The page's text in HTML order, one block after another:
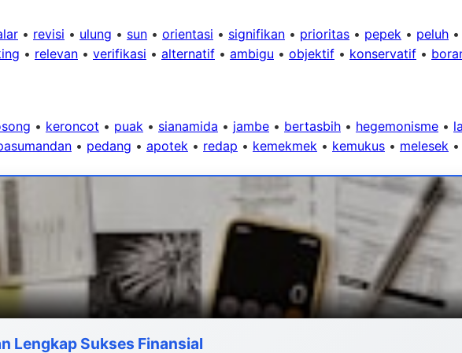
• revisi • ulung • sun • orientasi • signifikan • prioritas • pepek • peluh •
• relevan • verifikasi • alternatif • ambigu • objektif • konservatif •
• keroncot • puak • sianamida • jambe • bertasbih • hegemonisme •
• pedang • apotek • redap • kemekmek • kemukus • melesek •
Lengkap Sukses Finansial